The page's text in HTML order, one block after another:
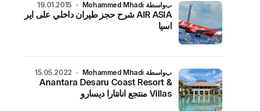
AIR ASIA شرح حجز طيران داخلي على اير
اسيا
بواسطة Mohammed Mhadi 19.01.2015
Anantara Desaru Coast Resort &
Villas منتجع انانتارا ديسارو
بواسطة Mohammed Mhadi 15.05.2022